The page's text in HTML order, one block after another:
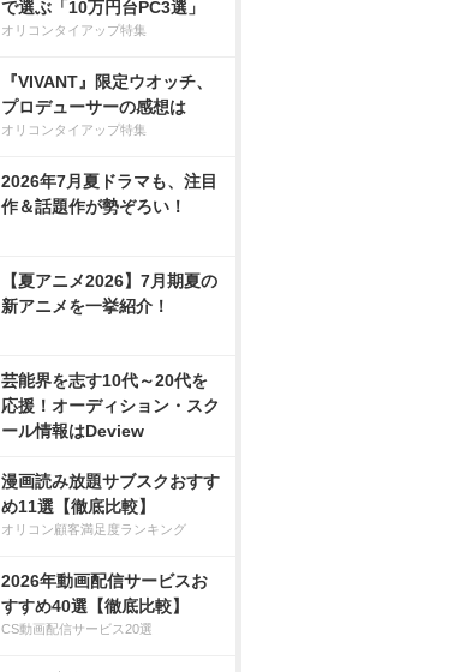
で選ぶ「10万円台PC3選」
オリコンタイアップ特集
『VIVANT』限定ウオッチ、
プロデューサーの感想は
オリコンタイアップ特集
2026年7月夏ドラマも、注目
作＆話題作が勢ぞろい！
【夏アニメ2026】7月期夏の
新アニメを一挙紹介！
芸能界を志す10代～20代を
応援！オーディション・スク
ール情報はDeview
漫画読み放題サブスクおすす
め11選【徹底比較】
オリコン顧客満足度ランキング
2026年動画配信サービスお
すすめ40選【徹底比較】
CS動画配信サービス20選